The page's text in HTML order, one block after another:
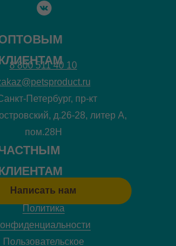
Политика
Пользовательское
Написать нам
8 800 511 40 10
Петербург, пр-кт
д.26-28, литер А,
пом.28Н